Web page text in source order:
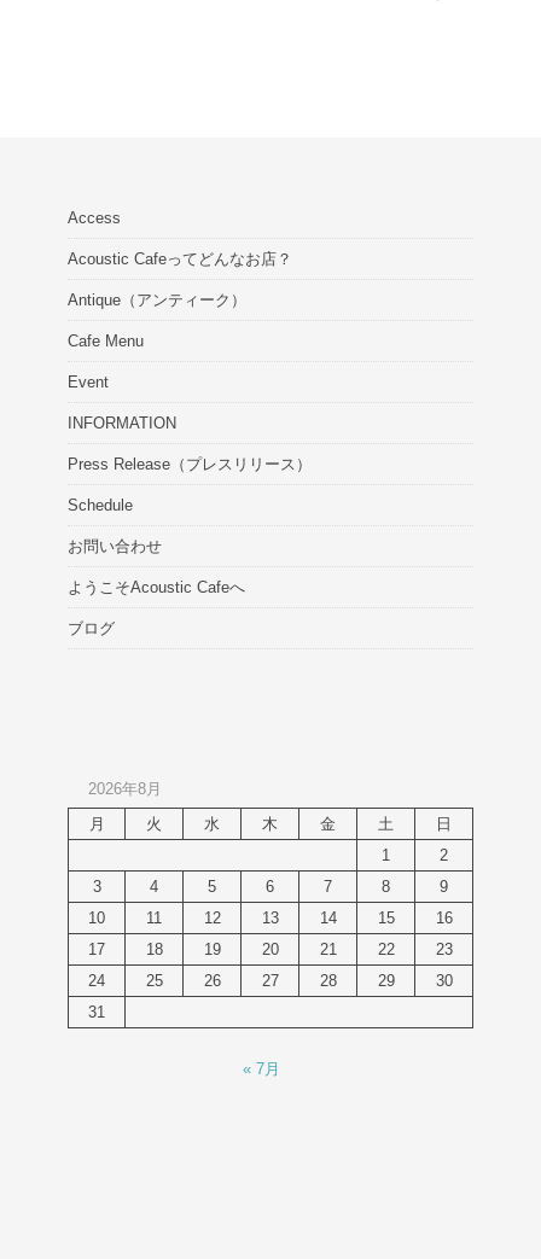
Access
Acoustic Cafeってどんなお店？
Antique（アンティーク）
Cafe Menu
Event
INFORMATION
Press Release（プレスリリース）
Schedule
お問い合わせ
ようこそAcoustic Cafeへ
ブログ
2026年8月
月
火 水 木 金 土
日
1
2
3
4 5 6 7 8
9
10
11 12 13 14 15
16
17
18 19 20 21 22
23
24
25 26 27 28 29
30
31
« 7月